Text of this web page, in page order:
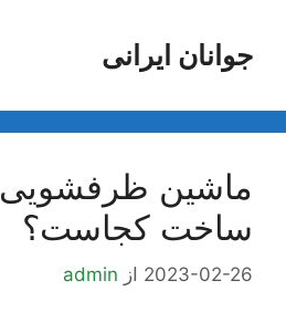
محتواجوانان ایرانی
ماشین
ساخت کجاست؟
2023-02-26 از admin